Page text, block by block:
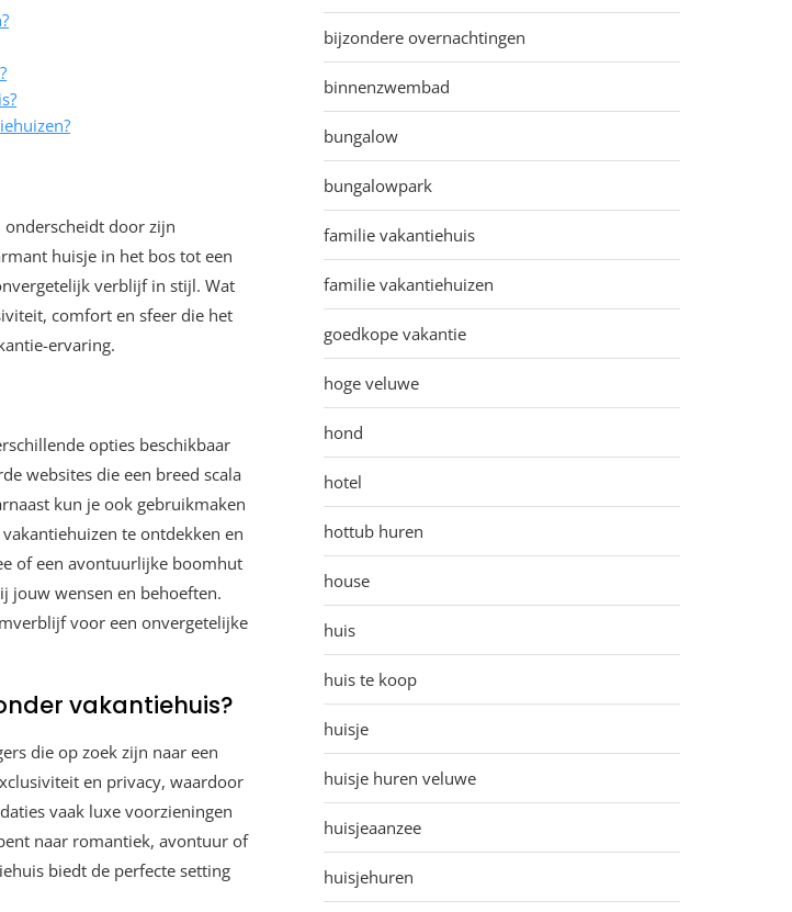
onderscheidt door zijn
huisje in het bos tot een
verblijf in stijl. Wat
comfort en sfeer die het
ervaring.
opties beschikbaar
websites die een breed scala
kun je ook gebruikmaken
te ontdekken en
of een avontuurlijke boomhut
jouw wensen en behoeften.
voor een onvergetelijke
vakantiehuis?
die op zoek zijn naar een
en privacy, waardoor
vaak luxe voorzieningen
naar romantiek, avontuur of
biedt de perfecte setting
bijzondere overnachtingen
binnenzwembad
bungalow
bungalowpark
familie vakantiehuis
familie vakantiehuizen
goedkope vakantie
hoge veluwe
hond
hotel
hottub huren
house
huis
huis te koop
huisje
huisje huren veluwe
huisjeaanzee
huisjehuren